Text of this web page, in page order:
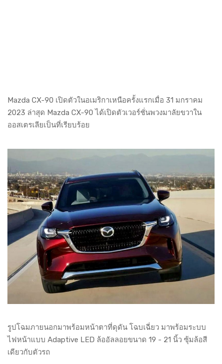
Mazda CX-90 เปิดตัวในอเมริกาเหนือครั้งแรกเมื่อ 31 มกราคม
2023 ล่าสุด Mazda CX-90 ได้เปิดตัวเวอร์ชั่นพวงมาลัยขวาใน
ออสเตรเลียเป็นที่เรียบร้อย
รูปโฉมภายนอกมาพร้อมหน้าตาที่ดุดัน โฉบเฉี่ยว มาพร้อมระบบ
ไฟหน้าแบบ Adaptive LED ล้ออัลลอยขนาด 19 - 21 นิ้ว ซุ้มล้อสี
เดียวกับตัวรถ